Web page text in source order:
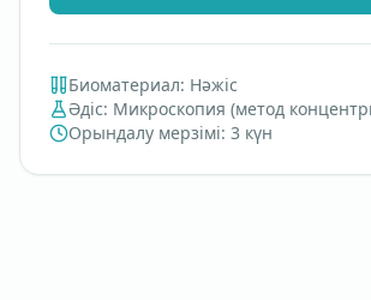
Биоматериал: Нәжіс
Әдіс: Микроскопия (метод
Орындалу мерзімі: 3 күн